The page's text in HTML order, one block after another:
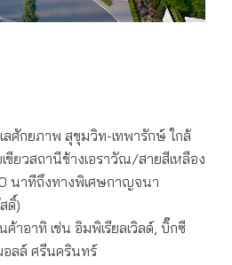
ลศักยภาพ สุขุมวิท-เทพารักษ์ ใกล้
ขียวสถานีช้างเอราวัณ/สายสีเหลือง
นาทีถึงทางพิเศษกาญจนา
ดิ์)
าอาทิ เช่น อิมพิเรียลเวิลด์, บิ๊กซี
อลล์ ศรีนครินทร์